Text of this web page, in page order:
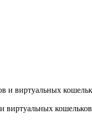
виртуальных кошельков